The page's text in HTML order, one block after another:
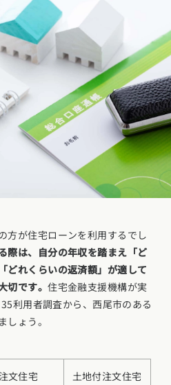
方が住宅ローンを利用するでし
際は、自分の年収を踏まえ「ど
どれくらいの返済額」が適して
切です。住宅金融支援機構が実
利用者調査から、西尾市のある
しょう。
文住宅 土地付注文住宅